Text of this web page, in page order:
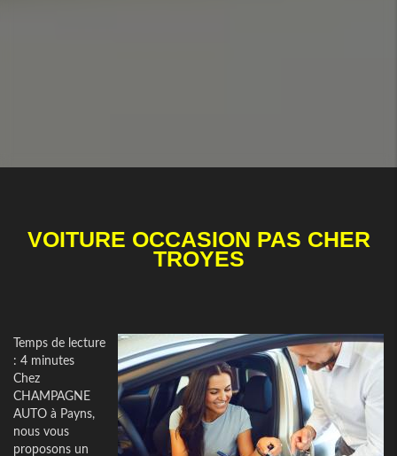
VOITURE OCCASION PAS CHER
TROYES
Temps de lecture
: 4 minutes
Chez
CHAMPAGNE
AUTO à Payns,
nous vous
proposons un